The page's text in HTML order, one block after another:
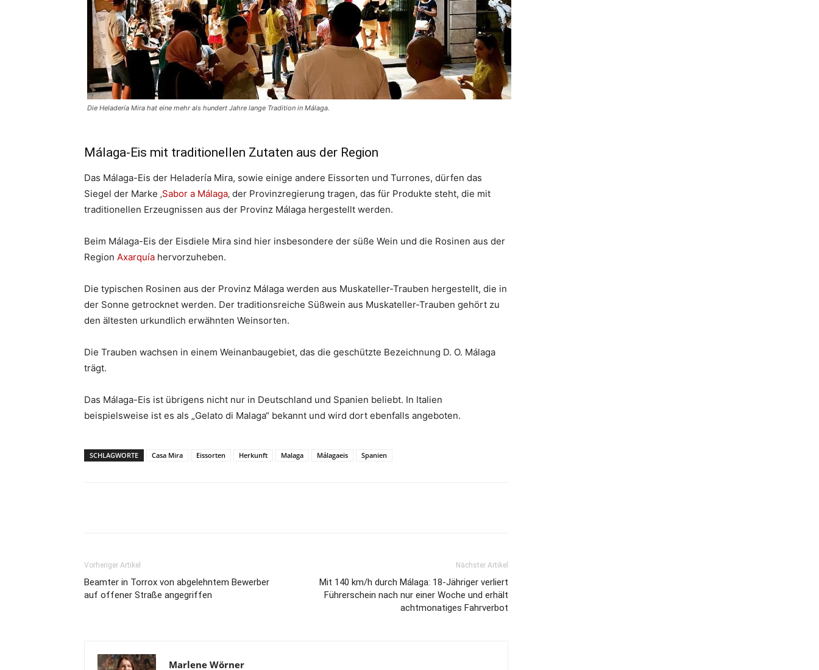
Die Heladería Mira hat eine mehr als hundert Jahre lange Tradition in Málaga.
Málaga-Eis mit traditionellen Zutaten aus der Region
Das Málaga-Eis der Heladería Mira, sowie einige andere Eissorten und Turrones, dürfen das
Siegel der Marke ‚Sabor a Málaga‚ der Provinzregierung tragen, das für Produkte steht, die mit
traditionellen Erzeugnissen aus der Provinz Málaga hergestellt werden.
Beim Málaga-Eis der Eisdiele Mira sind hier insbesondere der süße Wein und die Rosinen aus der
Region Axarquía hervorzuheben.
Die typischen Rosinen aus der Provinz Málaga werden aus Muskateller-Trauben hergestellt, die in
der Sonne getrocknet werden. Der traditionsreiche Süßwein aus Muskateller-Trauben gehört zu
den ältesten urkundlich erwähnten Weinsorten.
Die Trauben wachsen in einem Weinanbaugebiet, das die geschützte Bezeichnung D. O. Málaga
trägt.
Das Málaga-Eis ist übrigens nicht nur in Deutschland und Spanien beliebt. In Italien
beispielsweise ist es als „Gelato di Malaga“ bekannt und wird dort ebenfalls angeboten.
SCHLAGWORTE Casa Mira Eissorten Herkunft Malaga Málagaeis Spanien
Vorheriger Artikel
Beamter in Torrox von abgelehntem Bewerber
auf offener Straße angegriffen
Nächster Artikel
Mit 140 km/h durch Málaga: 18-Jähriger verliert
Führerschein nach nur einer Woche und erhält
achtmonatiges Fahrverbot
Marlene Wörner